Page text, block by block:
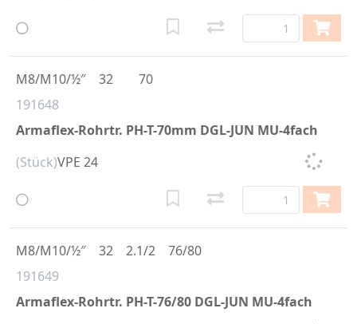
191648
Armaflex-Rohrtr. PH-T-70mm DGL-JUN MU-4fach
M8/M10/½″ 32 70
(Stück)VPE 24
191649
Armaflex-Rohrtr. PH-T-76/80 DGL-JUN MU-4fach
M8/M10/½″ 32 2.1/2 76/80